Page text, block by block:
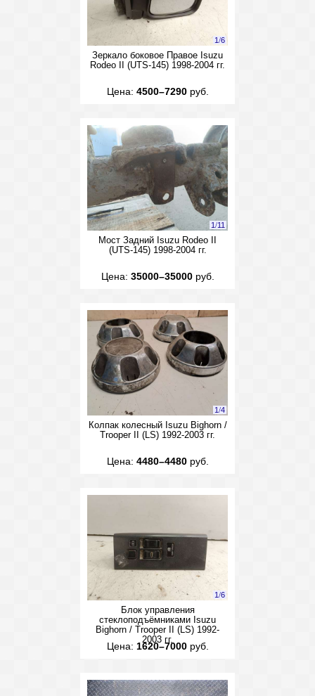
1/6
Зеркало боковое Правое Isuzu
Rodeo II (UTS-145) 1998-2004 гг.
Цена: 4500–7290руб.
1/11
Мост Задний Isuzu Rodeo II
(UTS-145) 1998-2004 гг.
Цена: 35000–35000руб.
1/4
Колпак колесный Isuzu Bighorn /
Trooper II (LS) 1992-2003 гг.
Цена: 4480–4480руб.
1/6
Блок управления
стеклоподъёмниками Isuzu
Bighorn / Trooper II (LS) 1992-
2003 гг.
Цена: 1620–7000руб.